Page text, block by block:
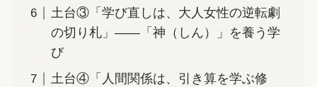
土台③「学び直しは、大人女性の逆転劇
の切り札」——「神（しん）」を養う学
び
土台④「人間関係は、引き算を学ぶ修